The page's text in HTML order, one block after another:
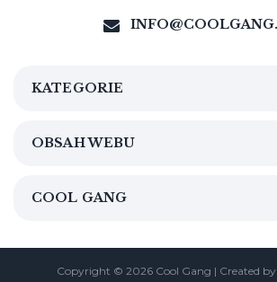
KATEGORIE
OBSAH WEBU
COOL GANG
Copyright © 2026 Cool Gang | Created by